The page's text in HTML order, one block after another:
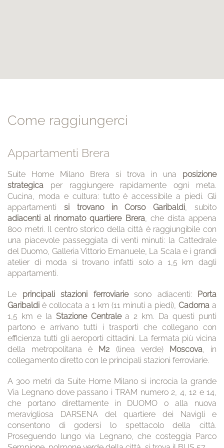
Come raggiungerci
Appartamenti Brera
Suite Home Milano Brera si trova in una posizione
strategica per raggiungere rapidamente ogni meta.
Cucina, moda e cultura: tutto è accessibile a piedi. Gli
appartamenti si trovano in Corso Garibaldi, subito
adiacenti al rinomato quartiere Brera, che dista appena
800 metri. Il centro storico della città è raggiungibile con
una piacevole passeggiata di venti minuti: la Cattedrale
del Duomo, Galleria Vittorio Emanuele, La Scala e i grandi
atelier di moda si trovano infatti solo a 1,5 km dagli
appartamenti.
Le principali stazioni ferroviarie sono adiacenti: Porta
Garibaldi è collocata a 1 km (11 minuti a piedi),Cadornaa
1,5 km e la Stazione Centralea 2 km. Da questi punti
partono e arrivano tutti i trasporti che collegano con
efficienza tutti gli aeroporti cittadini. La fermata più vicina
della metropolitana è M2 (linea verde) Moscova, in
collegamento diretto con le principali stazioni ferroviarie.
A 300 metri da Suite Home Milano si incrocia la grande
Via Legnano dove passano i TRAM numero 2, 4, 12 e 14,
che portano direttamente in DUOMO o alla nuova
meravigliosa DARSENA del quartiere dei Navigli e
consentono di godersi lo spettacolo della città.
Proseguendo lungo via Legnano, che costeggia Parco